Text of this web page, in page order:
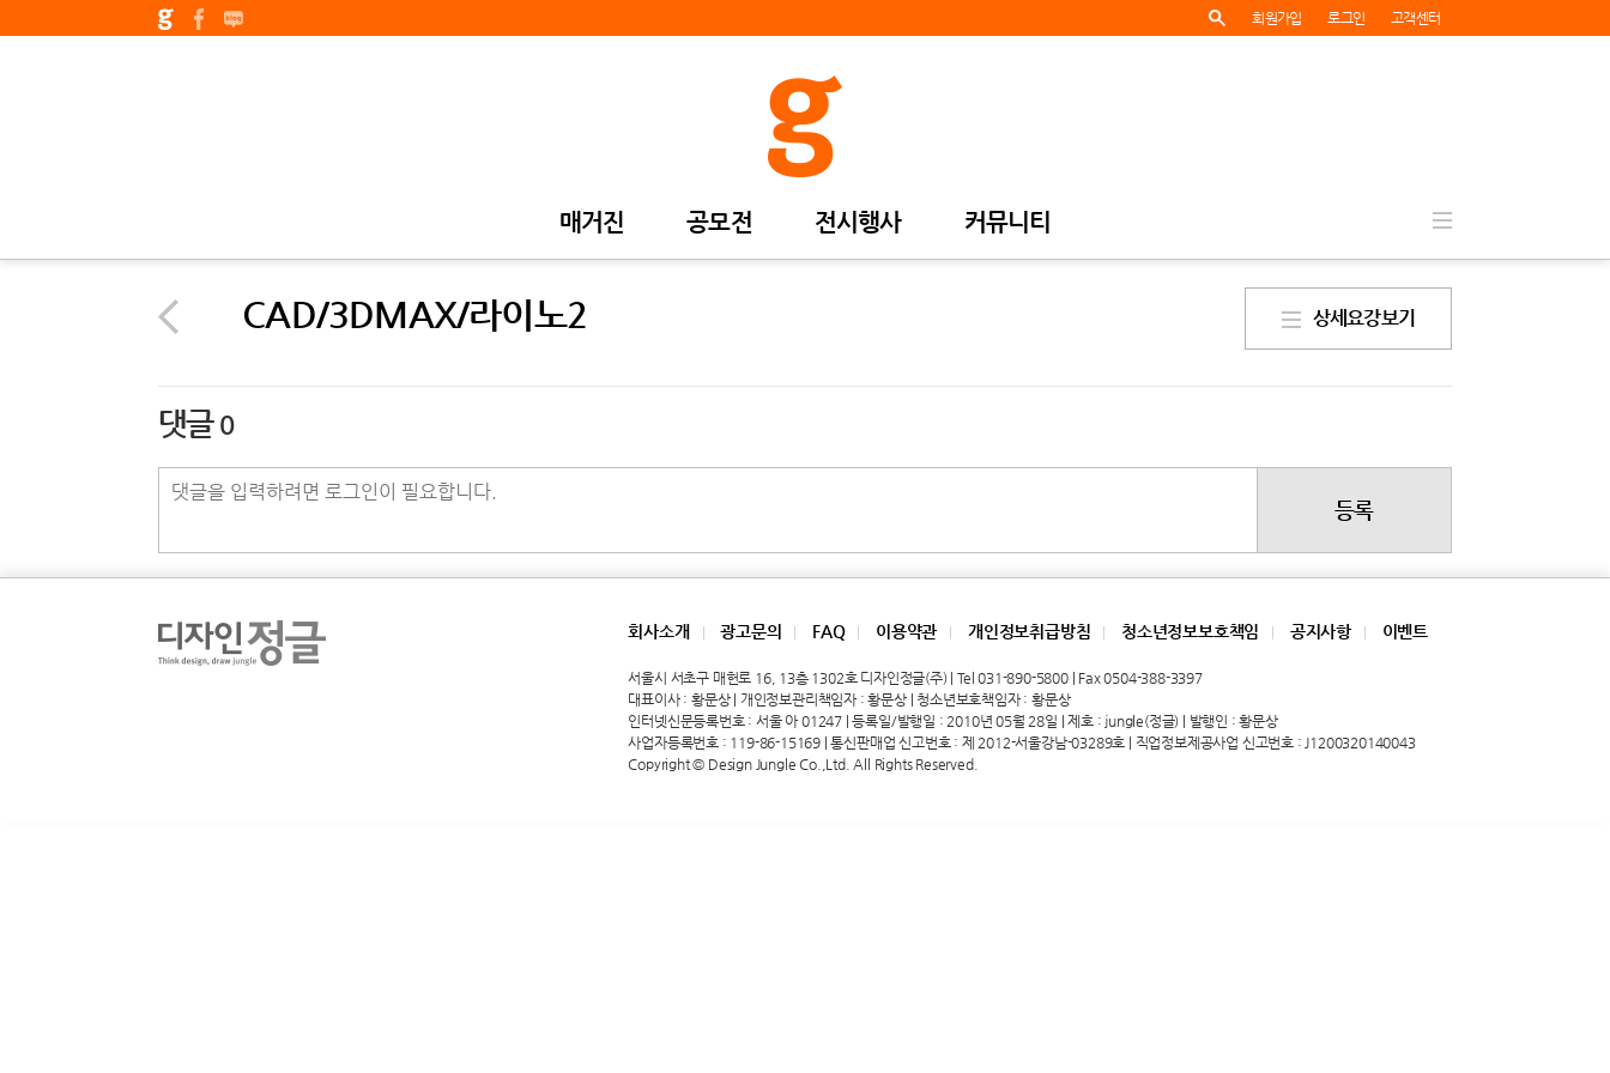
회원가입 로그인 고객센터
매거진 공모전 전시행사 커뮤니티
CAD/3DMAX/라이노2 상세요강보기
댓글 0
등록
회사소개 광고문의 FAQ 이용약관 개인정보취급방침 청소년정보보호책임 공지사항 이벤트
서울시 서초구 매헌로 16, 13층 1302호 디자인정글(주) | Tel 031-890-5800 | Fax 0504-388-3397
대표이사 : 황문상 | 개인정보관리책임자 : 황문상 | 청소년보호책임자 : 황문상
인터넷신문등록번호 : 서울 아 01247 | 등록일/발행일 : 2010년 05월 28일 | 제호 : jungle(정글) | 발행인 : 황문상
사업자등록번호 : 119-86-15169 | 통신판매업 신고번호 : 제 2012-서울강남-03289호 | 직업정보제공사업 신고번호 : J1200320140043
Copyright © Design Jungle Co.,Ltd. All Rights Reserved.